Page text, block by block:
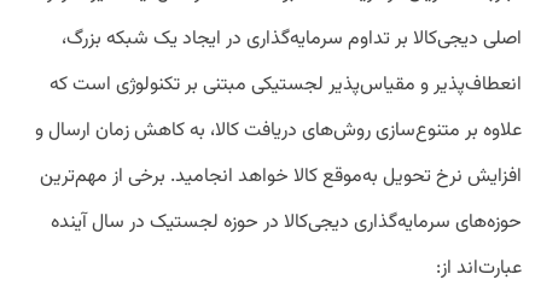
اصلی دیجی‌کالا بر تداوم سرمایه‌گذاری در ایجاد یک شبکه بزرگ،
انعطاف‌پذیر و مقیاس‌پذیر لجستیکی مبتنی بر تکنولوژی است که
علاوه بر متنوع‌سازی روش‌های دریافت کالا، به کاهش زمان ارسال و
افزایش نرخ تحویل به‌موقع کالا خواهد انجامید. برخی از مهم‌ترین
حوزه‌های سرمایه‌گذاری دیجی‌کالا در حوزه لجستیک در سال آینده
عبارت‌اند از: